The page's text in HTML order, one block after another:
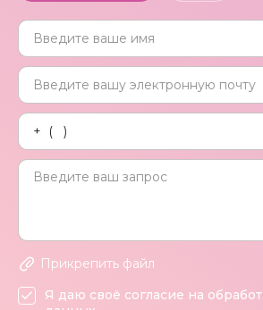
Прикрепить файл
Я даю своё согласие на